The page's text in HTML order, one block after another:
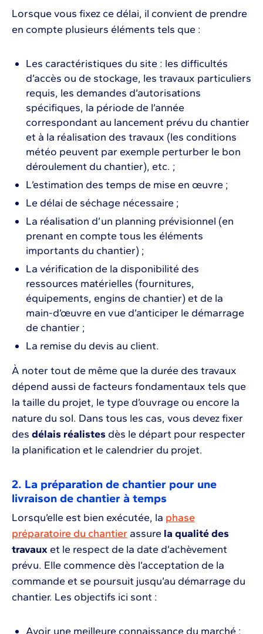
Lorsque vous fixez ce délai, il convient de prendre
en compte plusieurs éléments tels que :
Les caractéristiques du site : les difficultés
d’accès ou de stockage, les travaux particuliers
requis, les demandes d’autorisations
spécifiques, la période de l’année
correspondant au lancement prévu du chantier
et à la réalisation des travaux (les conditions
météo peuvent par exemple perturber le bon
déroulement du chantier), etc. ;
L’estimation des temps de mise en œuvre ;
Le délai de séchage nécessaire ;
La réalisation d’un planning prévisionnel (en
prenant en compte tous les éléments
importants du chantier) ;
La vérification de la disponibilité des
ressources matérielles (fournitures,
équipements, engins de chantier) et de la
main-d’œuvre en vue d’anticiper le démarrage
de chantier ;
La remise du devis au client.
À noter tout de même que la durée des travaux
dépend aussi de facteurs fondamentaux tels que
la taille du projet, le type d’ouvrage ou encore la
nature du sol. Dans tous les cas, vous devez fixer
des délais réalistes dès le départ pour respecter
la planification et le calendrier du projet.
2. La préparation de chantier pour une
livraison de chantier à temps
Lorsqu’elle est bien exécutée, la phase
préparatoire du chantier assure la qualité des
travaux et le respect de la date d’achèvement
prévu. Elle commence dès l’acceptation de la
commande et se poursuit jusqu’au démarrage du
chantier. Les objectifs ici sont :
Avoir une meilleure connaissance du marché ;